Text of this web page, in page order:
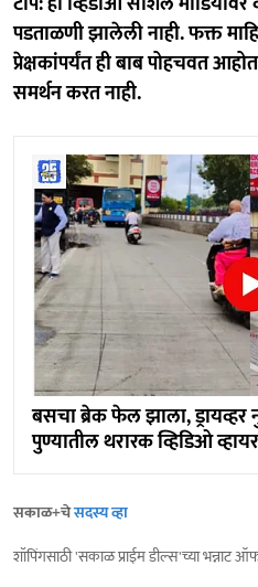
पडताळणी झालेली नाही. फक्त
प्रेक्षकांपर्यंत ही बाब पोहचवत
समर्थन करत नाही.
बसचा ब्रेक फेल झाला,
पुण्यातील थरारक व्हिडिओ
सकाळ+चेसदस्य व्हा
शॉपिंगसाठी 'सकाळ प्राईम डील्स'च्या भन्नाट